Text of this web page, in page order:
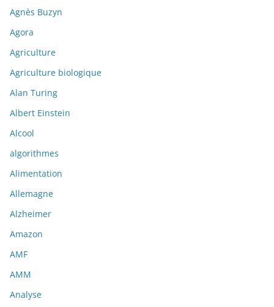
Agnès Buzyn
Agora
Agriculture
Agriculture biologique
Alan Turing
Albert Einstein
Alcool
algorithmes
Alimentation
Allemagne
Alzheimer
Amazon
AMF
AMM
Analyse